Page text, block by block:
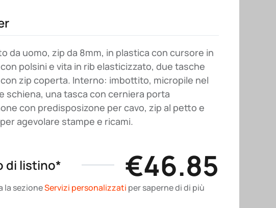
da uomo, zip da 8mm, in plastica con cursore in
polsini e vita in rib elasticizzato, due tasche
zip coperta. Interno: imbottito, micropile nel
schiena, una tasca con cerniera porta
con predisposizone per cavo, zip al petto e
agevolare stampe e ricami.
di listino* €46.85
la sezioneServizi personalizzati per saperne di di più